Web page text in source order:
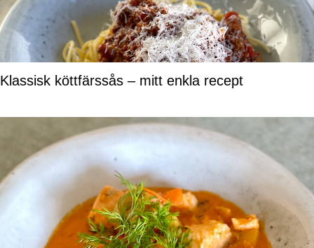
Klassisk köttfärssås – mitt enkla recept